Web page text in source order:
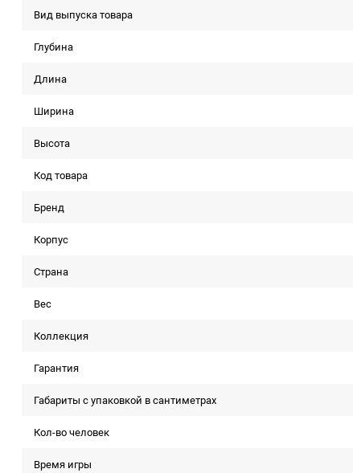
Вид выпуска товара
Глубина
Длина
Ширина
Высота
Код товара
Бренд
Корпус
Страна
Вес
Коллекция
Гарантия
Габариты с упаковкой в сантиметрах
Кол-во человек
Время игры